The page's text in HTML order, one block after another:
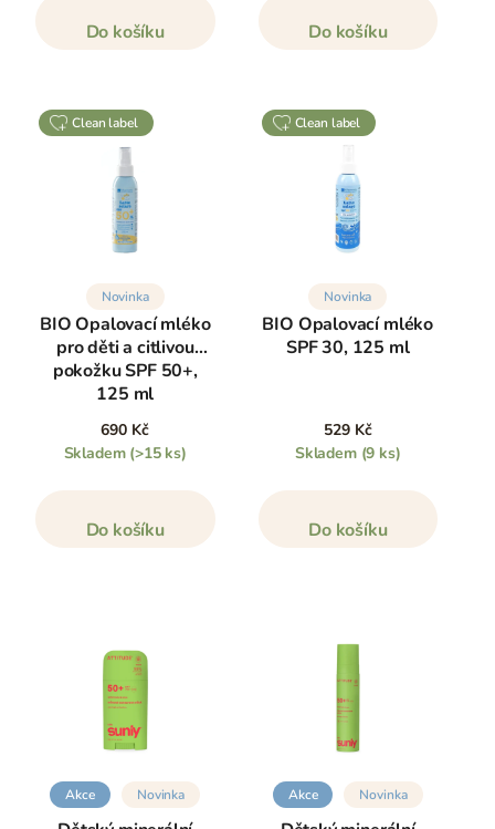
Do košíku Do košíku
clean label
Novinka
BIO Opalovací mléko
pro děti a citlivou
pokožku SPF 50+,
125 ml
690 Kč
Skladem (>15 ks)
Do košíku
clean label
Novinka
BIO Opalovací mléko
SPF 30, 125 ml
529 Kč
Skladem (9 ks)
Do košíku
Akce Novinka Akce Novinka